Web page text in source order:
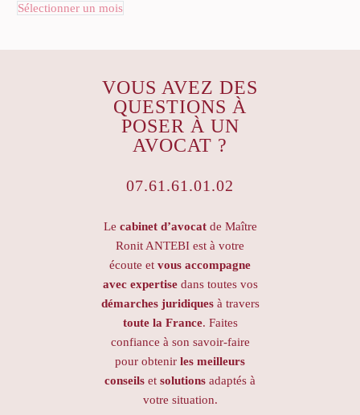
Sélectionner un mois
VOUS AVEZ DES
QUESTIONS À
POSER À UN
AVOCAT ?
07.61.61.01.02
Le cabinet d’avocatde Maître
Ronit ANTEBI est à votre
écoute et vous accompagne
avec expertisedans toutes vos
démarches juridiquesà travers
toute la France. Faites
confiance à son savoir-faire
pour obtenir les meilleurs
conseils et solutions adaptés à
votre situation.